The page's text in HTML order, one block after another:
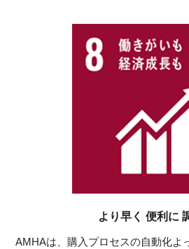
より早く 便利に
AMHAは、購入プロセスの自動化よ